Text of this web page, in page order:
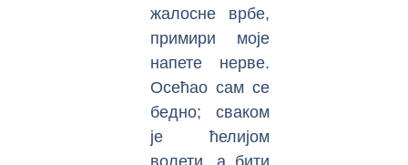
жалосне врбе,
примири моје
напете нерве.
Осећао сам се
бедно; сваком
је ћелијом